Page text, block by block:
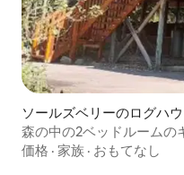
ソールズベリーのログハ
森の中の2ベッドルームの
ニス、リラックス
価格 · 家族 · おもてなし